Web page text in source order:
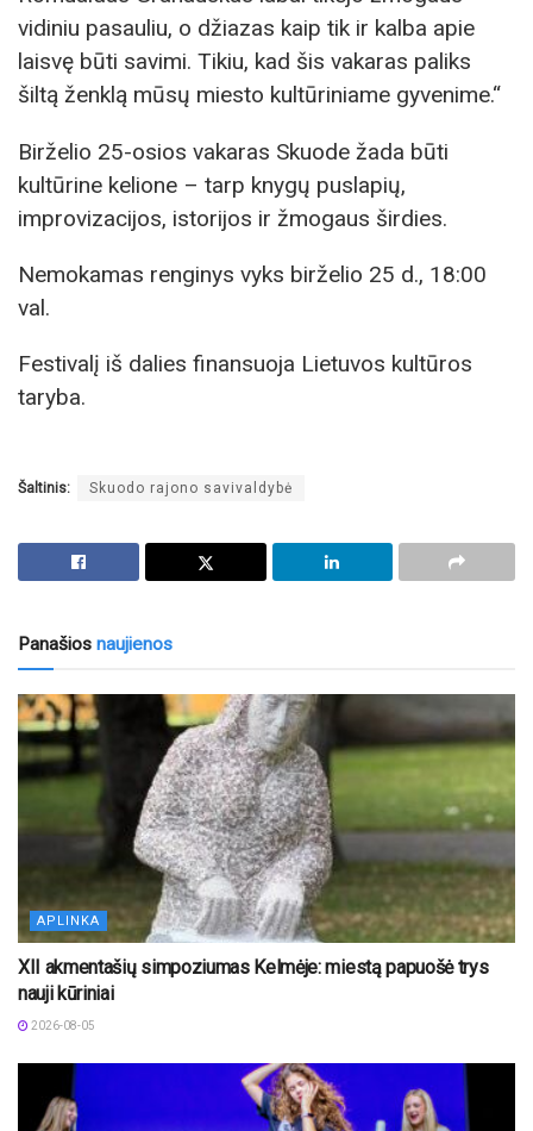
vidiniu pasauliu, o džiazas kaip tik ir kalba apie
laisvę būti savimi. Tikiu, kad šis vakaras paliks
šiltą ženklą mūsų miesto kultūriniame gyvenime.“
Birželio 25-osios vakaras Skuode žada būti
kultūrine kelione – tarp knygų puslapių,
improvizacijos, istorijos ir žmogaus širdies.
Nemokamas renginys vyks birželio 25 d., 18:00
val.
Festivalį iš dalies finansuoja Lietuvos kultūros
taryba.
Šaltinis: Skuodo rajono savivaldybė
Panašios naujienos
APLINKA
XII akmentašių simpoziumas Kelmėje: miestą papuošė trys
nauji kūriniai
2026-08-05